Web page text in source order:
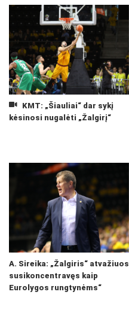
KMT: „Šiauliai“ dar sykį
kėsinosi nugalėti „Žalgirį“
A. Sireika: „Žalgiris“ atvažiuos
susikoncentravęs kaip
Eurolygos rungtynėms“